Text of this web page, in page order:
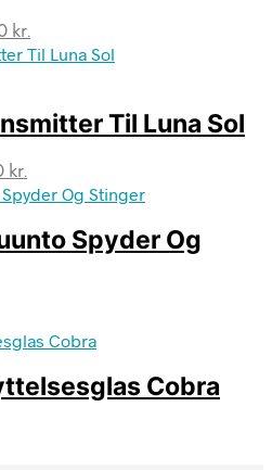
kr..
kr.
aktuelle
4.355,00 kr..Til Luna Sol
kr..
kr.
aktuelle
er:
2.519,00 kr..
Spyder Og
Cobra